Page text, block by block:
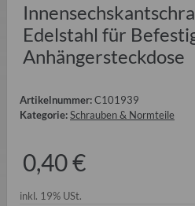
Edelstahl für
Anhängersteckdose
Artikelnummer:C101939
Kategorie:Schrauben & Normteile
0,40 €
inkl. 19% USt.